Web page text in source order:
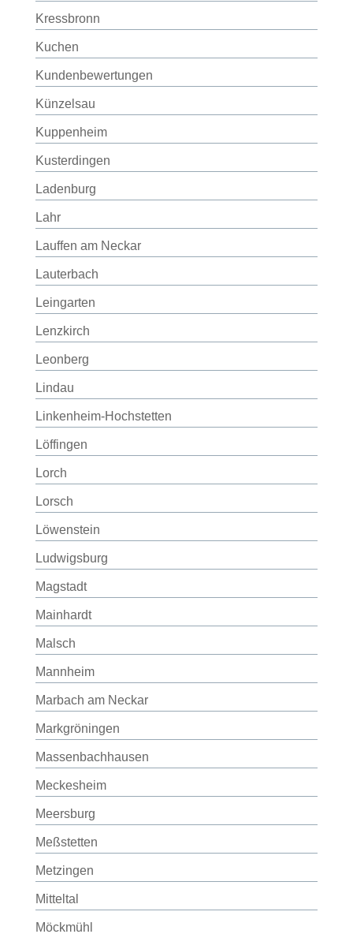
Kressbronn
Kuchen
Kundenbewertungen
Künzelsau
Kuppenheim
Kusterdingen
Ladenburg
Lahr
Lauffen am Neckar
Lauterbach
Leingarten
Lenzkirch
Leonberg
Lindau
Linkenheim-Hochstetten
Löffingen
Lorch
Lorsch
Löwenstein
Ludwigsburg
Magstadt
Mainhardt
Malsch
Mannheim
Marbach am Neckar
Markgröningen
Massenbachhausen
Meckesheim
Meersburg
Meßstetten
Metzingen
Mitteltal
Möckmühl